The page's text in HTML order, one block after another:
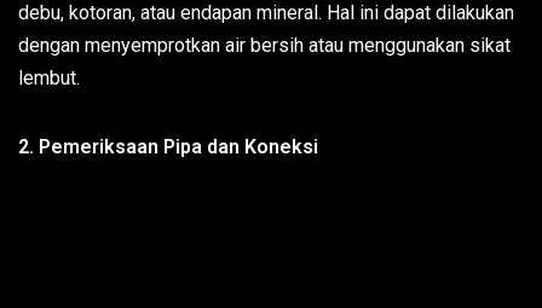
debu, kotoran, atau endapan mineral. Hal ini dapat dilakukan
dengan menyemprotkan air bersih atau menggunakan sikat
lembut.
2. Pemeriksaan Pipa dan Koneksi